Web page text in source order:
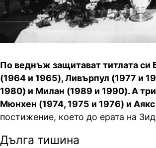
По веднъж защитават титлата си
(1964 и 1965), Ливърпул (1977 и
1980) и Милан (1989 и 1990). А
Мюнхен (1974, 1975 и 1976) и
постижение, което до ерата на
Дълга тишина